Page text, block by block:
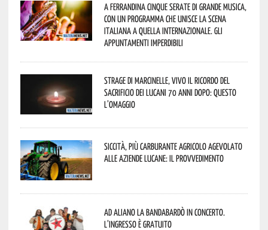
A Ferrandina cinque serate di grande musica,
con un programma che unisce la scena
italiana a quella internazionale. Gli
appuntamenti imperdibili
Strage di Marcinelle, vivo il ricordo del
sacrificio dei lucani 70 anni dopo: questo
l’omaggio
Siccità, più carburante agricolo agevolato
alle aziende lucane: il provvedimento
Ad Aliano la Bandabardò in concerto.
L’ingresso è gratuito